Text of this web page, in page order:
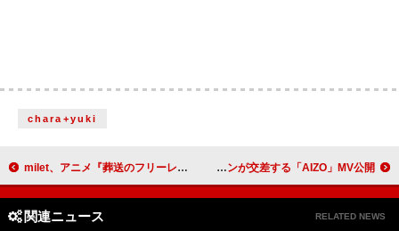
chara+yuki
milet、アニメ『葬送のフリーレン』第2期EDテーマ「The Story of Us」MVはチェコで撮影 King Gnu、演奏シーン×衝撃的なCGシーンが交差する「AIZO」MV公開
関連ニュース RELATED NEWS